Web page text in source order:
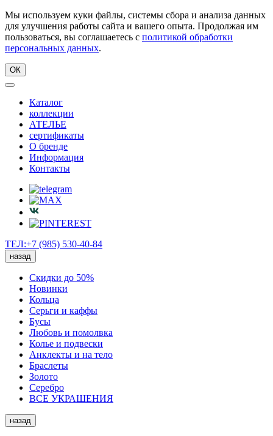
Мы используем куки файлы, системы сбора и анализа данных
для улучшения работы сайта и вашего опыта. Продолжая им
пользоваться, вы соглашаетесь с политикой обработки
персональных данных.
ОК
Каталог
коллекции
АТЕЛЬЕ
сертификаты
О бренде
Информация
Контакты
ТЕЛ:+7 (985) 530-40-84
назад
Скидки до 50%
Новинки
Кольца
Серьги и каффы
Бусы
Любовь и помолвка
Колье и подвески
Анклекты и на тело
Браслеты
Золото
Серебро
ВСЕ УКРАШЕНИЯ
назад